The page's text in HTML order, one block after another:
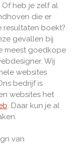
heb je zelf al
die er
boekt?
gevallen bij
meest goedkope
Wij
websites
bedrijf is
websites het
. Daar kun je al
van